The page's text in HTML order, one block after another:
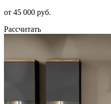
от 45 000 руб.
Рассчитать